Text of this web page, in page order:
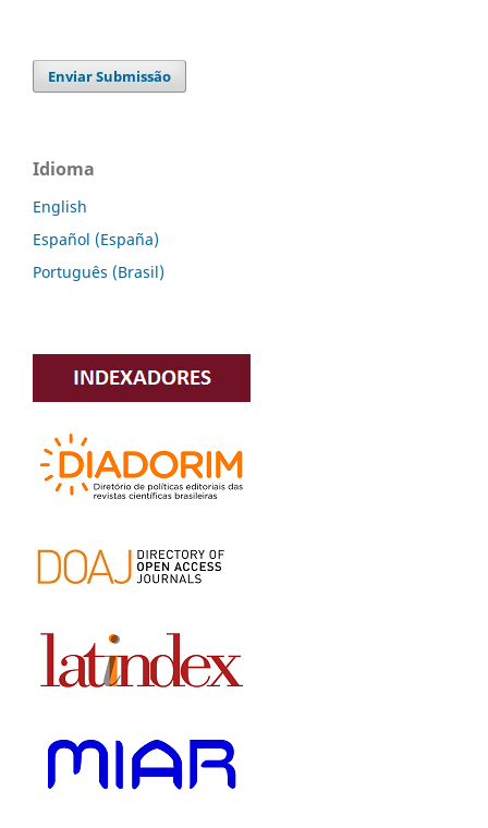
Enviar Submissão
Idioma
English
Español (España)
Português (Brasil)